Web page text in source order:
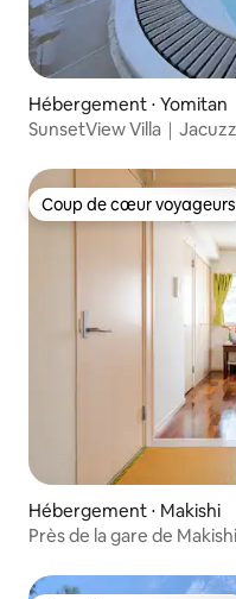
Hébergement ⋅ Yomitan
SunsetView Villa｜
Coup de cœur voyageurs
Coup de cœur voyageurs
Hébergement ⋅ Makishi
Près de la gare de